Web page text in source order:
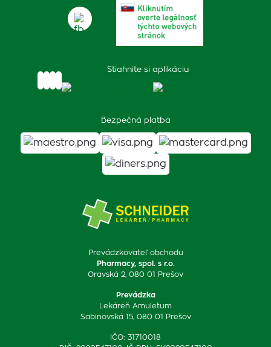
Prevádzkovateľ obchodu
Pharmacy, spol. s r.o.
Oravská 2, 080 01 Prešov
Prevádzka
Lekáreň Amuletum
Sabinovská 15, 080 01 Prešov
IČO: 31710018
Stiahnite si aplikáciu
Bezpečná platba